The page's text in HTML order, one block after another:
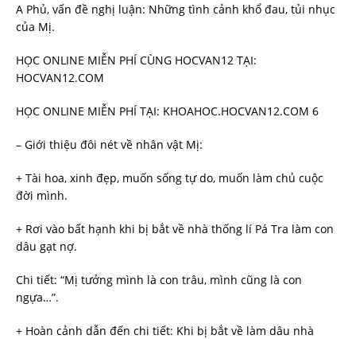
A Phủ, vấn đề nghị luận: Những tình cảnh khổ đau, tủi nhục
của Mị.
HỌC ONLINE MIỄN PHÍ CÙNG HOCVAN12 TẠI:
HOCVAN12.COM
HỌC ONLINE MIỄN PHÍ TẠI: KHOAHOC.HOCVAN12.COM 6
– Giới thiệu đôi nét về nhân vật Mị:
+ Tài hoa, xinh đẹp, muốn sống tự do, muốn làm chủ cuộc
đời mình.
+ Rơi vào bất hạnh khi bị bắt về nhà thống lí Pá Tra làm con
dâu gạt nợ.
Chi tiết: “Mị tưởng mình là con trâu, mình cũng là con
ngựa…”.
+ Hoàn cảnh dẫn đến chi tiết: Khi bị bắt về làm dâu nhà